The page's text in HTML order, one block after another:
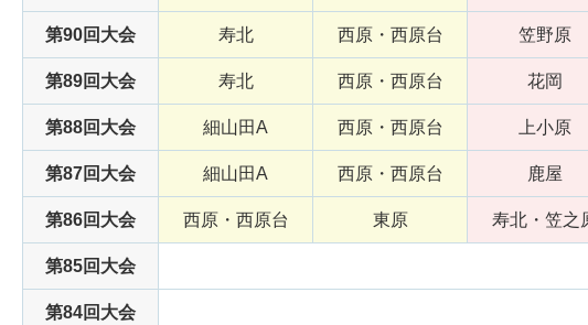
第90回大会 寿北 西原・西原台 笠野原
第89回大会 寿北 西原・西原台 花岡
第88回大会 細山田A 西原・西原台 上小原
第87回大会 細山田A 西原・西原台 鹿屋
第86回大会 西原・西原台 東原 寿北・笠之
第85回大会
第84回大会